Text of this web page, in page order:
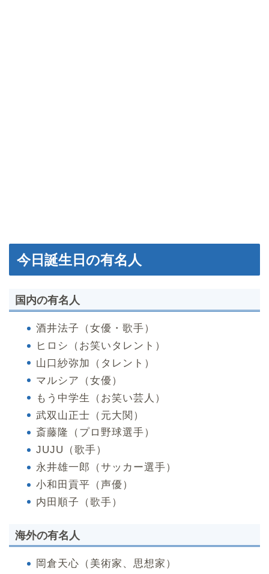
今日誕生日の有名人
国内の有名人
酒井法子（女優・歌手）
ヒロシ（お笑いタレント）
山口紗弥加（タレント）
マルシア（女優）
もう中学生（お笑い芸人）
武双山正士（元大関）
斎藤隆（プロ野球選手）
JUJU（歌手）
永井雄一郎（サッカー選手）
小和田貢平（声優）
内田順子（歌手）
海外の有名人
岡倉天心（美術家、思想家）